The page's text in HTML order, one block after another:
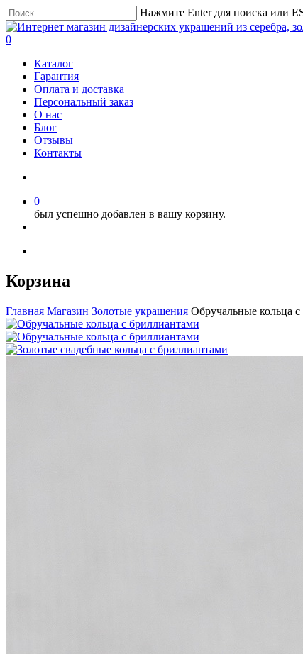
Нажмите Enter для поиска или
0
Каталог
Гарантия
Оплата и доставка
Персональный заказ
О нас
Блог
Отзывы
Контакты
0
был успешно добавлен в вашу корзину.
Корзина
Главная Магазин Золотые украшения Обручальные кольца